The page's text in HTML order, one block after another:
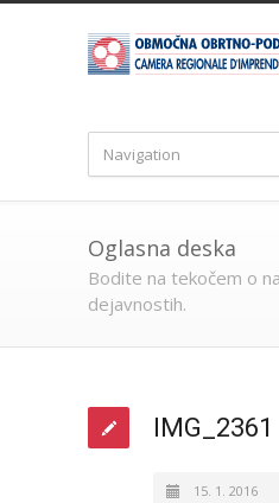
Oglasna deska
Bodite na tekočem o
dejavnostih.
IMG_2361
15. 1. 2016